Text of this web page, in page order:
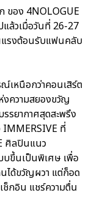
ของ 4NOLOGUE
แล้วเมื่อวันที่ 26-27
แรงต้อนรับแฟนคลับ
ณ์เหนือกว่าคอนเสิร์ต
งความสยองขวัญ
รยากาศสุดสะพรึง
IMMERSIVE ที่
ศิลปินแนว
บขึ้นเป็นพิเศษ เพื่อ
ได้ขวัญผวา แต่ก็อด
ช็กอิน แชร์ความตื่น